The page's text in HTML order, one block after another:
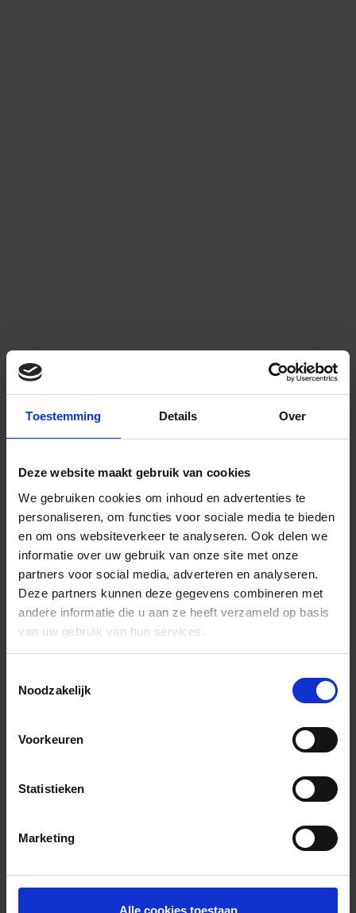
Toestemming Details Over
Deze website maakt gebruik van cookies
We gebruiken cookies om inhoud en advertenties te
personaliseren, om functies voor sociale media te bieden
en om ons websiteverkeer te analyseren. Ook delen we
informatie over uw gebruik van onze site met onze
partners voor social media, adverteren en analyseren.
Deze partners kunnen deze gegevens combineren met
andere informatie die u aan ze heeft verzameld op basis
van uw gebruik van hun services.
Noodzakelijk
Voorkeuren
Statistieken
Marketing
Alle cookies toestaan